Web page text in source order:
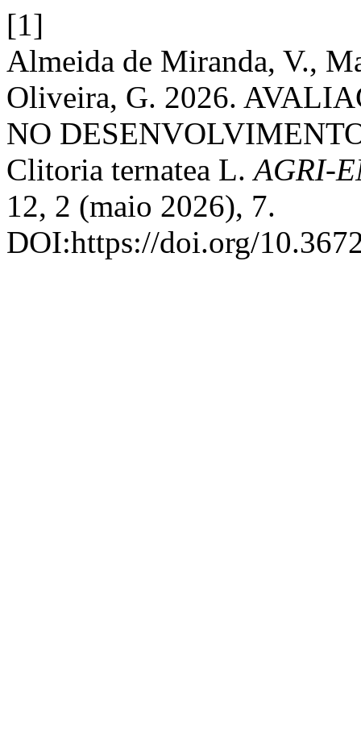
[1]
Almeida de Miranda, V.,
Oliveira, G. 2026.
NO
Clitoria ternatea L.AGRI-
12, 2 (maio 2026), 7.
DOI:https://doi.org/